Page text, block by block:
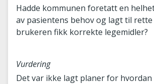
Hadde kommunen foretatt en
av pasientens behov og lagt til
brukeren fikk korrekte legemidler?
Vurdering
Det var ikke lagt planer for